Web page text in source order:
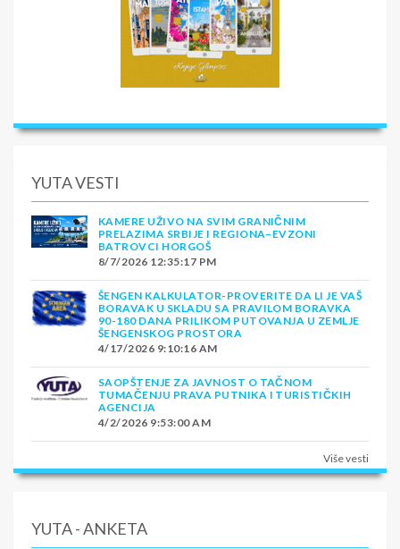
YUTA VESTI
KAMERE UŽIVO NA SVIM GRANIČNIM
PRELAZIMA SRBIJE I REGIONA–EVZONI
BATROVCI HORGOŠ
8/7/2026 12:35:17 PM
ŠENGEN KALKULATOR-PROVERITE DA LI JE VAŠ
BORAVAK U SKLADU SA PRAVILOM BORAVKA
90-180 DANA PRILIKOM PUTOVANJA U ZEMLJE
ŠENGENSKOG PROSTORA
4/17/2026 9:10:16 AM
SAOPŠTENJE ZA JAVNOST O TAČNOM
TUMAČENJU PRAVA PUTNIKA I TURISTIČKIH
AGENCIJA
4/2/2026 9:53:00 AM
Više vesti
YUTA - ANKETA